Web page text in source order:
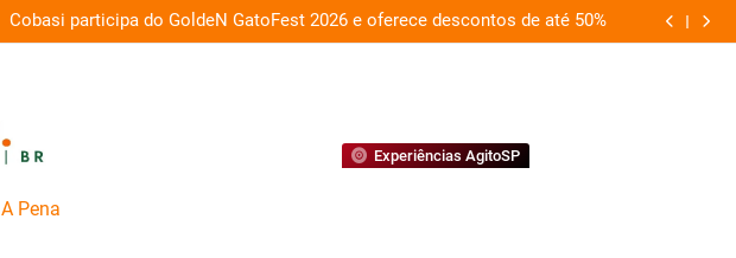
Antarctica e PlayStation transformam shopping em arena gamer gratuita
Pena
Experiências AgitoSP